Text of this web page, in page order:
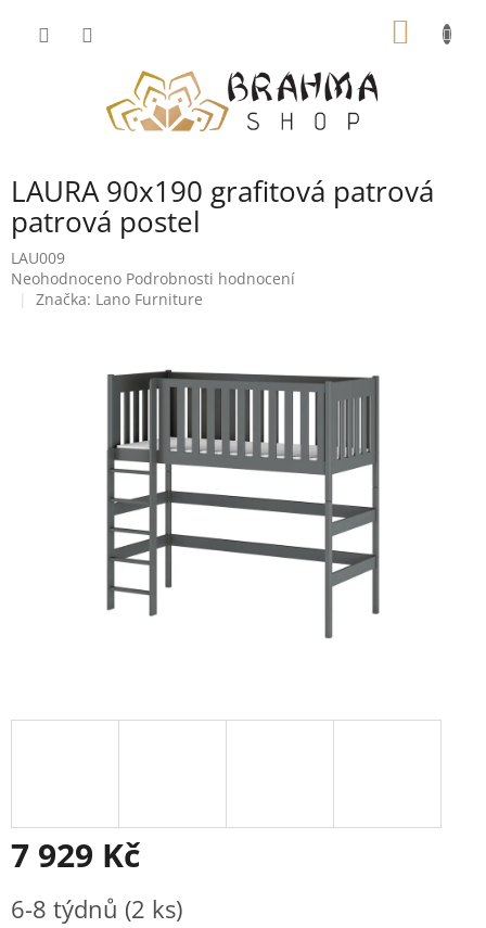
LAURA 90x190 grafitová patrová
patrová postel
LAU009
Průměrné
hodnocení
Neohodnoceno Podrobnosti hodnocení
Značka: Lano Furniture
7 929 Kč
cena:
6-8 týdnů (2 ks)